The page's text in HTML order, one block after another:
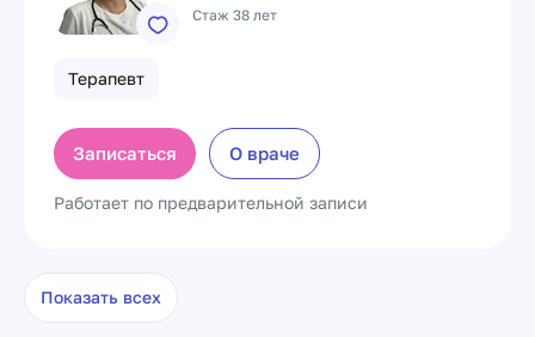
Стаж 38 лет
Терапевт
Записаться О враче
Работает по предварительной записи
Показать всех